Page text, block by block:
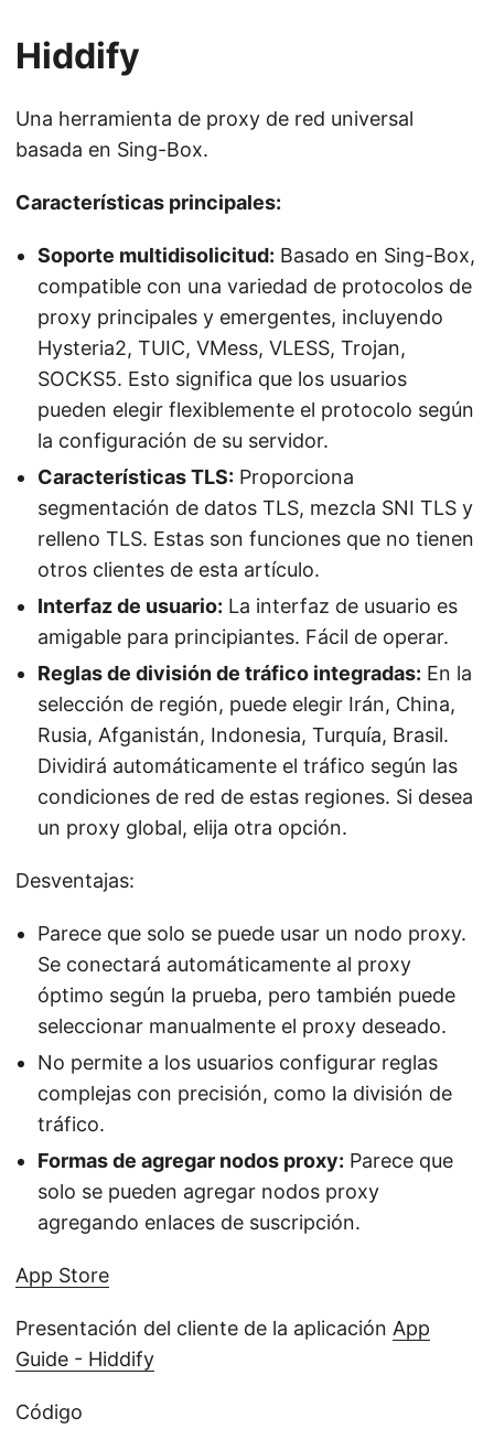
Hiddify
Una herramienta de proxy de red universal
basada en Sing-Box.
Características principales:
Soporte multidisolicitud: Basado en Sing-Box,
compatible con una variedad de protocolos de
proxy principales y emergentes, incluyendo
Hysteria2, TUIC, VMess, VLESS, Trojan,
SOCKS5. Esto significa que los usuarios
pueden elegir flexiblemente el protocolo según
la configuración de su servidor.
Características TLS: Proporciona
segmentación de datos TLS, mezcla SNI TLS y
relleno TLS. Estas son funciones que no tienen
otros clientes de esta artículo.
Interfaz de usuario: La interfaz de usuario es
amigable para principiantes. Fácil de operar.
Reglas de división de tráfico integradas: En la
selección de región, puede elegir Irán, China,
Rusia, Afganistán, Indonesia, Turquía, Brasil.
Dividirá automáticamente el tráfico según las
condiciones de red de estas regiones. Si desea
un proxy global, elija otra opción.
Desventajas:
Parece que solo se puede usar un nodo proxy.
Se conectará automáticamente al proxy
óptimo según la prueba, pero también puede
seleccionar manualmente el proxy deseado.
No permite a los usuarios configurar reglas
complejas con precisión, como la división de
tráfico.
Formas de agregar nodos proxy: Parece que
solo se pueden agregar nodos proxy
agregando enlaces de suscripción.
App Store
Presentación del cliente de la aplicación App
Guide - Hiddify
Código